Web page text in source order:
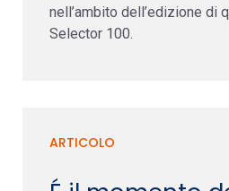
nell’ambito dell’edizione di
Selector 100.
ARTICOLO